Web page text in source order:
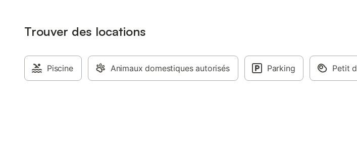
Trouver des locations
Piscine Animaux domestiques autorisés Parking Petit